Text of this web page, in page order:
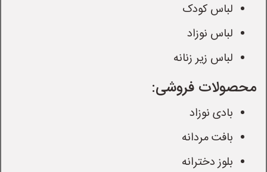
لباس کودک
لباس نوزاد
لباس زیر زنانه
محصولات فروشی:
بادی نوزاد
بافت مردانه
بلوز دخترانه